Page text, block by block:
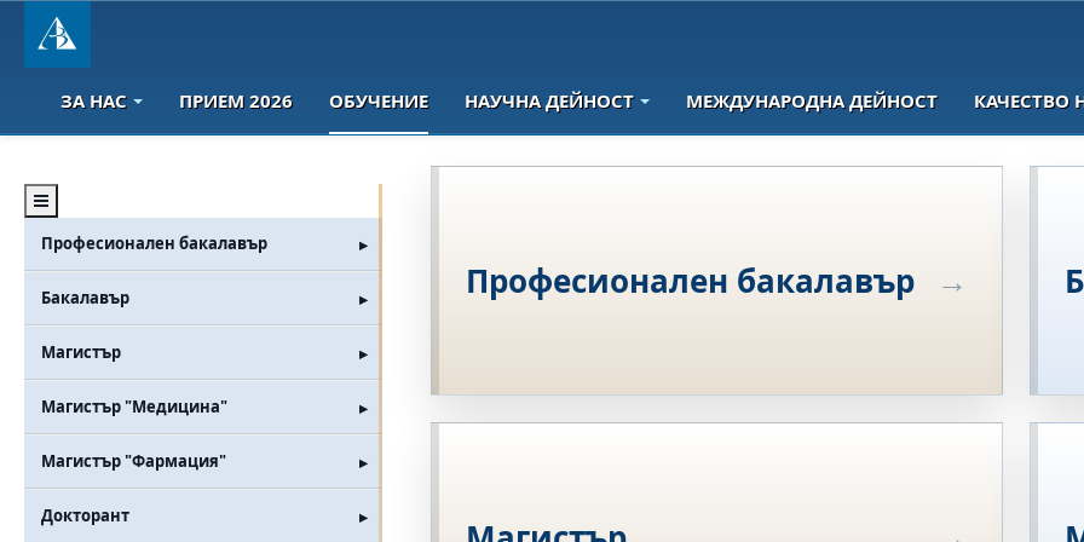
ЗА НАС ПРИЕМ 2026 ОБУЧЕНИЕ НАУЧНА ДЕЙНОСТ МЕЖДУНАРОДНА ДЕЙНОСТ КАЧЕСТВО
Професионален бакалавър
Професионален бакалавър
Бакалавър
Магистър
Магистър "Медицина"
Магистър "Фармация"
Докторант